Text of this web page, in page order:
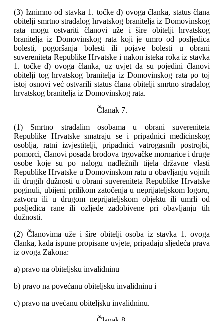
(3) Iznimno od stavka 1. točke d) ovoga članka, status člana
obitelji smrtno stradalog hrvatskog branitelja iz Domovinskog
rata mogu ostvariti članovi uže i šire obitelji hrvatskog
branitelja iz Domovinskog rata koji je umro od posljedica
bolesti, pogoršanja bolesti ili pojave bolesti u obrani
suvereniteta Republike Hrvatske i nakon isteka roka iz stavka
1. točke d) ovoga članka, uz uvjet da su pojedini članovi
obitelji tog hrvatskog branitelja iz Domovinskog rata po toj
istoj osnovi već ostvarili status člana obitelji smrtno stradalog
hrvatskog branitelja iz Domovinskog rata.
Članak 7.
(1) Smrtno stradalim osobama u obrani suvereniteta
Republike Hrvatske smatraju se i pripadnici medicinskog
osoblja, ratni izvjestitelji, pripadnici vatrogasnih postrojbi,
pomorci, članovi posada brodova trgovačke mornarice i druge
osobe koje su po nalogu nadležnih tijela državne vlasti
Republike Hrvatske u Domovinskom ratu u obavljanju vojnih
ili drugih dužnosti u obrani suvereniteta Republike Hrvatske
poginuli, ubijeni prilikom zatočenja u neprijateljskom logoru,
zatvoru ili u drugom neprijateljskom objektu ili umrli od
posljedica rane ili ozljede zadobivene pri obavljanju tih
dužnosti.
(2) Članovima uže i šire obitelji osoba iz stavka 1. ovoga
članka, kada ispune propisane uvjete, pripadaju sljedeća prava
iz ovoga Zakona:
a) pravo na obiteljsku invalidninu
b) pravo na povećanu obiteljsku invalidninu i
c) pravo na uvećanu obiteljsku invalidninu.